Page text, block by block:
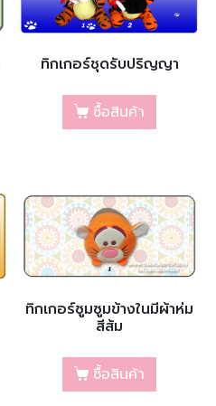
ทิกเกอร์ชุดรับปริญญา
ซื้อสินค้า
ทิกเกอร์ซูมซูมข้างในมีผ้าห่ม
สีส้ม
ซื้อสินค้า